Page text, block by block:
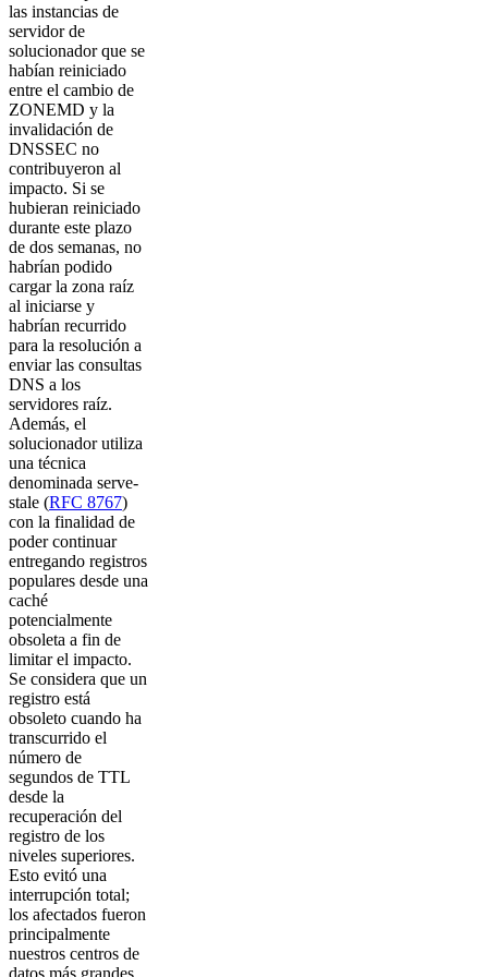
las instancias de
servidor de
solucionador que se
habían reiniciado
entre el cambio de
ZONEMD y la
invalidación de
DNSSEC no
contribuyeron al
impacto. Si se
hubieran reiniciado
durante este plazo
de dos semanas, no
habrían podido
cargar la zona raíz
al iniciarse y
habrían recurrido
para la resolución a
enviar las consultas
DNS a los
servidores raíz.
Además, el
solucionador utiliza
una técnica
denominada serve-
stale (RFC 8767)
con la finalidad de
poder continuar
entregando registros
populares desde una
caché
potencialmente
obsoleta a fin de
limitar el impacto.
Se considera que un
registro está
obsoleto cuando ha
transcurrido el
número de
segundos de TTL
desde la
recuperación del
registro de los
niveles superiores.
Esto evitó una
interrupción total;
los afectados fueron
principalmente
nuestros centros de
datos más grandes,